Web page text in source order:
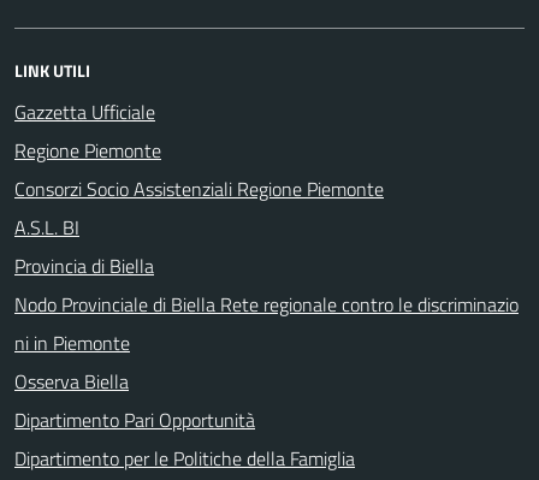
LINK UTILI
Gazzetta Ufficiale
Regione Piemonte
Consorzi Socio Assistenziali Regione Piemonte
A.S.L. BI
Provincia di Biella
Nodo Provinciale di Biella Rete regionale contro le discriminazio
ni in Piemonte
Osserva Biella
Dipartimento Pari Opportunità
Dipartimento per le Politiche della Famiglia